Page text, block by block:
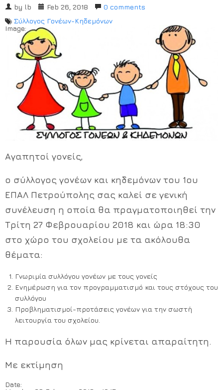
by lb Feb 26, 2018
0 comments
Σύλλογος Γονέων-Κηδεμόνων
Image:
Αγαπητοί γονείς,
ο σύλλογος γονέων και κηδεμόνων του 1ου
ΕΠΑΛ Πετρούπολης σας καλεί σε γενική
συνέλευση η οποία θα πραγματοποιηθεί την
Τρίτη 27 Φεβρουαρίου 2018 και ώρα 18:30
στο χώρο του σχολείου με τα ακόλουθα
θέματα:
Γνωριμία συλλόγου γονέων με τους γονείς
Ενημέρωση για τον προγραμματισμό και τους στόχους του
συλλόγου
Προβληματισμοί-προτάσεις γονέων για την σωστή
λειτουργία του σχολείου.
Η παρουσία όλων μας κρίνεται απαραίτητη.
Με εκτίμηση
Date: